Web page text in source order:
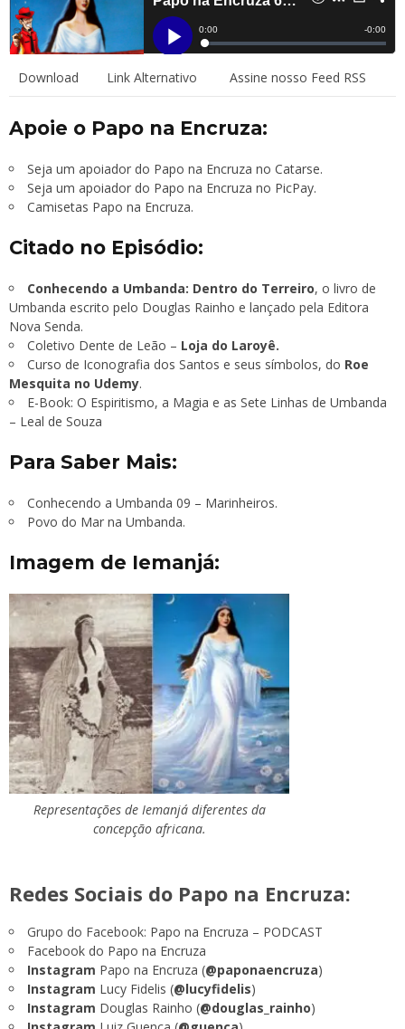
Download Link Alternativo Assine nosso Feed RSS
Apoie o Papo na Encruza:
Seja um apoiador do Papo na Encruza no Catarse.
Seja um apoiador do Papo na Encruza no PicPay.
Camisetas Papo na Encruza.
Citado no Episódio:
Conhecendo a Umbanda: Dentro do Terreiro, o livro de
Umbanda escrito pelo Douglas Rainho e lançado pela Editora
Nova Senda.
Coletivo Dente de Leão – Loja do Laroyê.
Curso de Iconografia dos Santos e seus símbolos, do Roe
Mesquita no Udemy.
E-Book: O Espiritismo, a Magia e as Sete Linhas de Umbanda
– Leal de Souza
Para Saber Mais:
Conhecendo a Umbanda 09 – Marinheiros.
Povo do Mar na Umbanda.
Imagem de Iemanjá:
Representações de Iemanjá diferentes da
concepção africana.
Redes Sociais do Papo na Encruza:
Grupo do Facebook: Papo na Encruza – PODCAST
Facebook do Papo na Encruza
Instagram Papo na Encruza (@paponaencruza)
Instagram Lucy Fidelis (@lucyfidelis)
Instagram Douglas Rainho (@douglas_rainho)